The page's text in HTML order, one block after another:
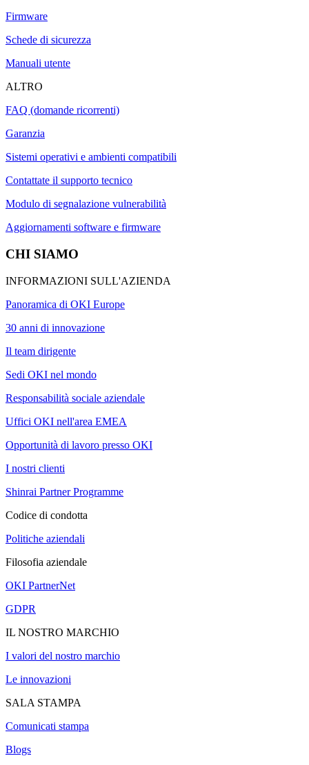
Firmware
Schede di sicurezza
Manuali utente
ALTRO
FAQ (domande ricorrenti)
Garanzia
Sistemi operativi e ambienti compatibili
Contattate il supporto tecnico
Modulo di segnalazione vulnerabilità
Aggiornamenti software e firmware
CHI SIAMO
INFORMAZIONI SULL'AZIENDA
Panoramica di OKI Europe
30 anni di innovazione
Il team dirigente
Sedi OKI nel mondo
Responsabilità sociale aziendale
Uffici OKI nell'area EMEA
Opportunità di lavoro presso OKI
I nostri clienti
Shinrai Partner Programme
Codice di condotta
Politiche aziendali
Filosofia aziendale
OKI PartnerNet
GDPR
IL NOSTRO MARCHIO
I valori del nostro marchio
Le innovazioni
SALA STAMPA
Comunicati stampa
Blogs